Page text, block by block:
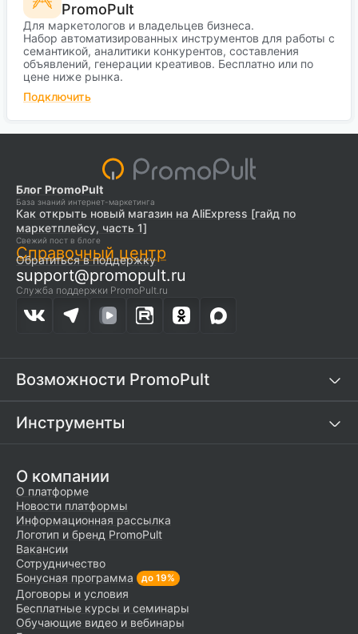
PromoPult
Для маркетологов и владельцев бизнеса.
Набор автоматизированных инструментов для работы с
семантикой, аналитики конкурентов, составления
объявлений, генерации креативов. Бесплатно или по
цене ниже рынка.
Подключить
Блог PromoPult
База знаний интернет-маркетинга
Как открыть новый магазин на AliExpress [гайд по
маркетплейсу, часть 1]
Свежий пост в блоге
Справочный центр
Обратиться в поддержку
support@promopult.ru
Служба поддержки PromoPult.ru
Возможности PromoPult
Инструменты
О компании
О платформе
Новости платформы
Информационная рассылка
Логотип и бренд PromoPult
Вакансии
Сотрудничество
Бонусная программа
до 19%
Договоры и условия
Бесплатные курсы и семинары
Обучающие видео и вебинары